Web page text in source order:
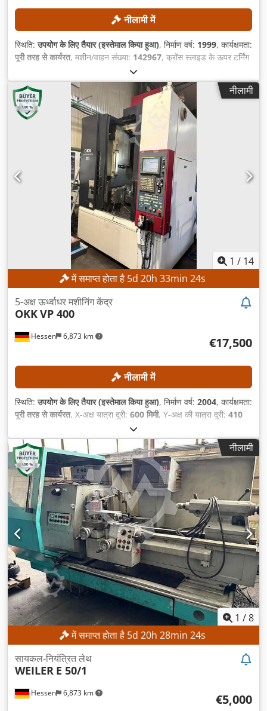
नीलामी में
स्थिति:उपयोग के लिए तैयार (इस्तेमाल किया हुआ), निर्माण वर्ष: 1999, कार्यक्षमता:
पूरी तरह से कार्यरत, मशीन/वाहन संख्या: 142967, क्रॉस स्लाइड के ऊपर टर्निंग
, अधिकतम धुरी गति:
व्रुत्ती:30 मीटर/मिनट, एक्स-अक्ष फीड दर:5 मीटर/मिनट, कंट्रोलर मॉडल:
Mazatrol PC Fusion CNC 640T, नीलामी
1 / 14
में समाप्त होता है 5d 20h 33min 21s
Hessen 6,873 km
5-अक्ष ऊर्ध्वाधर मशीनिंग केंद्र
OKKVP 400
€17,500
नीलामी में
स्थिति:उपयोग के लिए तैयार (इस्तेमाल किया हुआ), निर्माण वर्ष: 2004, कार्यक्षमता:
पूरी तरह से कार्यरत, X-अक्ष यात्रा दूरी: 600 मिमी, Y-अक्ष की यात्रा दूरी: 410
, कंट्रोलर मॉडल:
160is-MB, अधिकतम धुरी गति:12,000 आरपीएम,
नीलामी
1 /8
में समाप्त होता है 5d 20h 28min 21s
Hessen 6,873 km
सायकल-नियंत्रित लेथ
WEILER E 50/1
€5,000